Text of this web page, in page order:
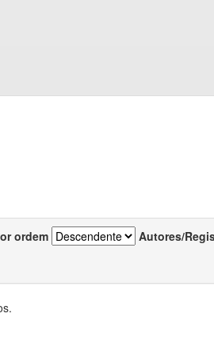
ordem Autores/